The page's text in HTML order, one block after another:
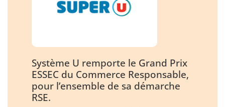
Système U remporte le Grand Prix
ESSEC du Commerce Responsable,
pour l’ensemble de sa démarche
RSE.